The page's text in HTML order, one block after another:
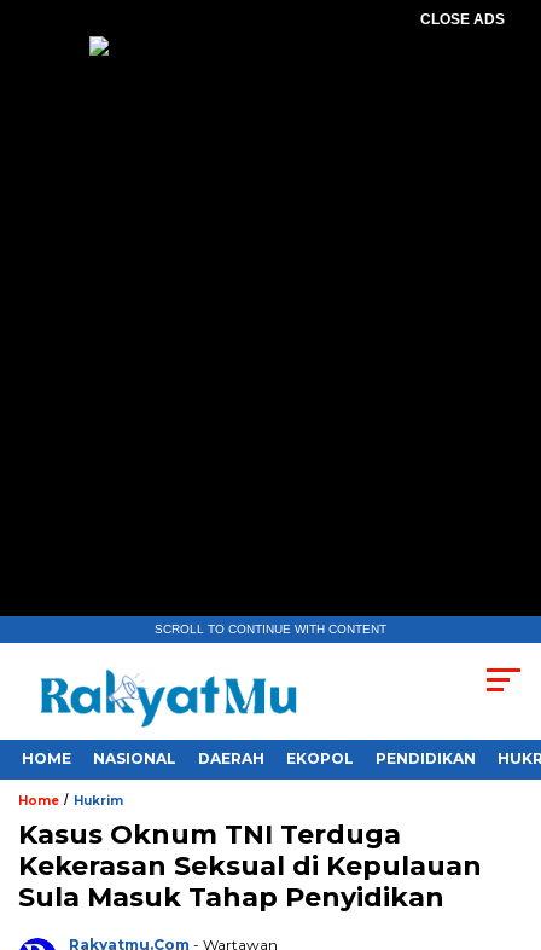
CLOSE ADS
SCROLL TO CONTINUE WITH CONTENT
HOME NASIONAL DAERAH EKOPOL PENDIDIKAN
Home / Hukrim
Kasus Oknum TNI Terduga
Kekerasan Seksual di Kepulauan
Sula Masuk Tahap Penyidikan
Rakyatmu.com - Wartawan